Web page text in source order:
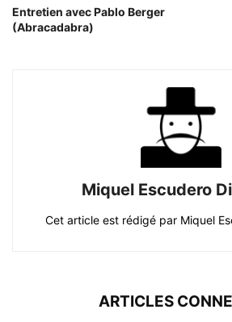
Entretien avec Pablo Berger
(Abracadabra)
Miquel Escudero
Cet article est rédigé par Miquel
ARTICLES